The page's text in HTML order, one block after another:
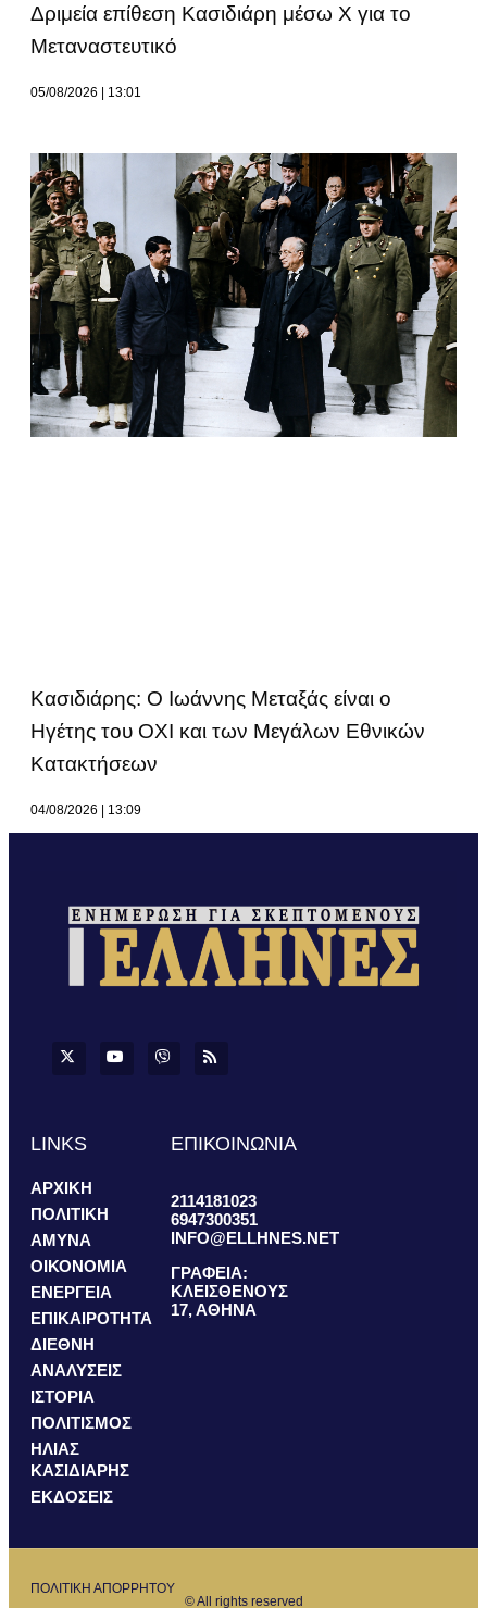
Δριμεία επίθεση Κασιδιάρη μέσω Χ για το
Μεταναστευτικό
05/08/2026 13:01
Κασιδιάρης: Ο Ιωάννης Μεταξάς είναι ο
Ηγέτης του ΟΧΙ και των Μεγάλων Εθνικών
Κατακτήσεων
04/08/2026 13:09
LINKS
ΑΡΧΙΚΗ
ΠΟΛΙΤΙΚΗ
ΑΜΥΝΑ
ΟΙΚΟΝΟΜΙΑ
ΕΝΕΡΓΕΙΑ
ΕΠΙΚΑΙΡΟΤΗΤΑ
ΔΙΕΘΝΗ
ΑΝΑΛΥΣΕΙΣ
ΙΣΤΟΡΙΑ
ΠΟΛΙΤΙΣΜΟΣ
ΗΛΙΑΣ
ΚΑΣΙΔΙΑΡΗΣ
ΕΚΔΟΣΕΙΣ
ΕΠΙΚΟΙΝΩΝΙΑ
2114181023
6947300351
INFO@ELLHNES.NET
ΓΡΑΦΕΙΑ:
ΚΛΕΙΣΘΕΝΟΥΣ
17, ΑΘΗΝΑ
ΠΟΛΙΤΙΚΗ ΑΠΟΡΡΗΤΟΥ
© All rights reserved